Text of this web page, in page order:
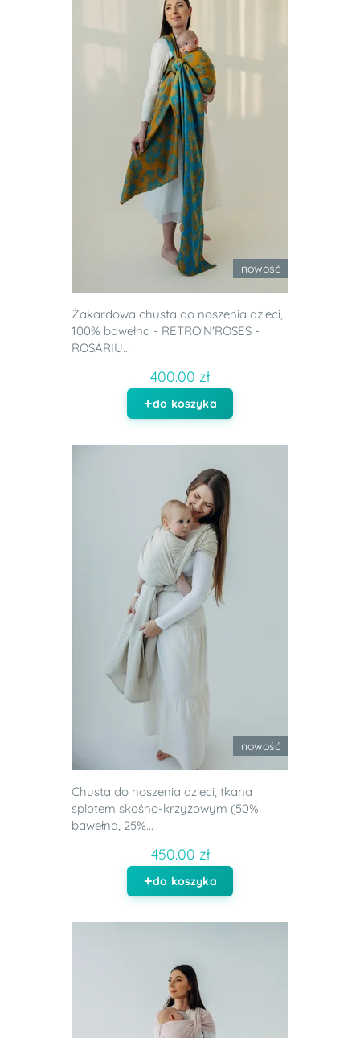
nowość
Żakardowa chusta do noszenia dzieci,
100% bawełna - RETRO'N'ROSES -
ROSARIU...
400.00 zł
do koszyka
nowość
Chusta do noszenia dzieci, tkana
splotem skośno-krzyżowym (50%
bawełna, 25%...
450.00 zł
do koszyka